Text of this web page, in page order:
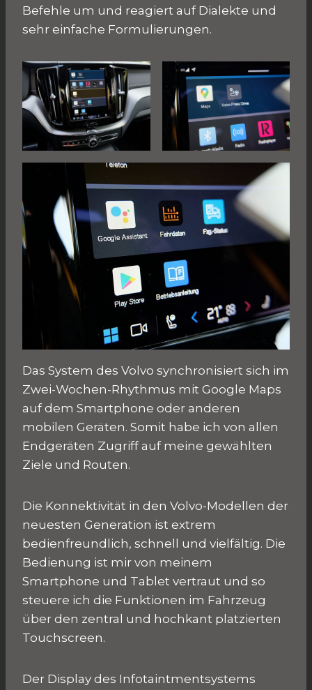
Befehle um und reagiert auf Dialekte und
sehr einfache Formulierungen.
Das System des Volvo synchronisiert sich im
Zwei-Wochen-Rhythmus mit Google Maps
auf dem Smartphone oder anderen
mobilen Geräten. Somit habe ich von allen
Endgeräten Zugriff auf meine gewählten
Ziele und Routen.
Die Konnektivität in den Volvo-Modellen der
neuesten Generation ist extrem
bedienfreundlich, schnell und vielfältig. Die
Bedienung ist mir von meinem
Smartphone und Tablet vertraut und so
steuere ich die Funktionen im Fahrzeug
über den zentral und hochkant platzierten
Touchscreen.
Der Display des Infotaintmentsystems